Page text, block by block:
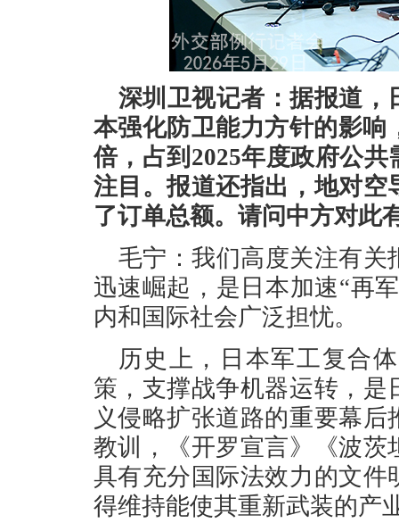
深圳卫视记者：据报道
本强化防卫能力方针的影响
倍，占到2025年度政府公
注目。报道还指出，地对
了订单总额。请问中方对此
毛宁：我们高度关注有
迅速崛起，是日本加速“再
内和国际社会广泛担忧。
历史上，日本军工复合
策，支撑战争机器运转，
义侵略扩张道路的重要幕
教训，《开罗宣言》《波
具有充分国际法效力的文
得维持能使其重新武装的产